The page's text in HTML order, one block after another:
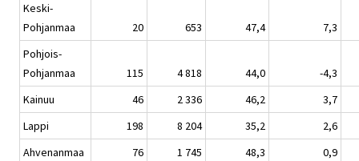
Keski-
Pohjanmaa
20 653 47,4
7,3
Pohjois-
Pohjanmaa
115 4 818 44,0
-4,3
Kainuu
46 2 336 46,2
3,7
Lappi
198 8 204 35,2
2,6
Ahvenanmaa
76 1 745 48,3 0,9